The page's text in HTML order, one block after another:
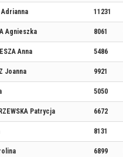
Adrianna 11231
Agnieszka 8061
Anna 5486
Joanna 9921
5050
Patrycja 6672
8131
6899